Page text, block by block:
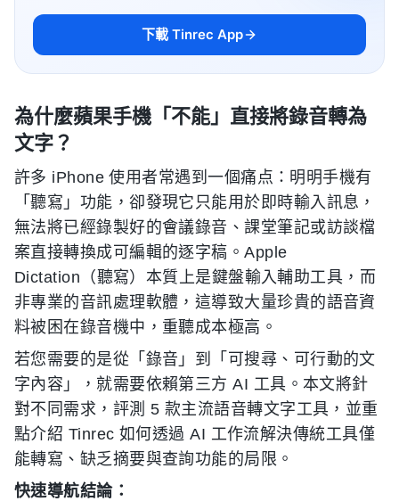
下載 Tinrec App
為什麼蘋果手機「不能」直接將錄音轉為
文字？
許多 iPhone 使用者常遇到一個痛点：明明手機有
「聽寫」功能，卻發現它只能用於即時輸入訊息，
無法將已經錄製好的會議錄音、課堂筆記或訪談檔
案直接轉換成可編輯的逐字稿。Apple
Dictation（聽寫）本質上是鍵盤輸入輔助工具，而
非專業的音訊處理軟體，這導致大量珍貴的語音資
料被困在錄音機中，重聽成本極高。
若您需要的是從「錄音」到「可搜尋、可行動的文
字內容」，就需要依賴第三方 AI 工具。本文將針
對不同需求，評測 5 款主流語音轉文字工具，並重
點介紹 Tinrec 如何透過 AI 工作流解決傳統工具僅
能轉寫、缺乏摘要與查詢功能的局限。
快速導航結論：